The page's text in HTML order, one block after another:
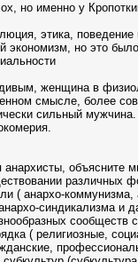
но именно у
этика,
экономизм, но это
женщина в
смысле, более
сильный
анархисты, объясните
различных
( анархо-коммунизма,
синдикализма и
сообществ
( религиозные,